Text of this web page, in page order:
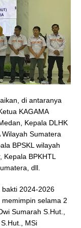
di antaranya
KAGAMA
Kepala DLHK
Sumatera
BPSKL wilayah
BPKHTL
dll.
bakti 2024-2026
selama 2
Sumarah S.Hut.,
MSi